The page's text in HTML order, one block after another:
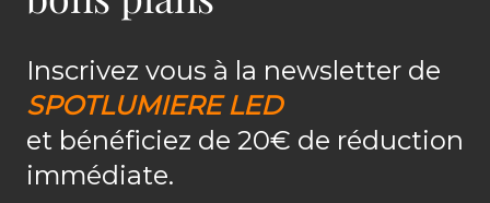
Inscrivez vous à la newsletter de
SPOTLUMIERE LED
et bénéficiez de 20€ de réduction
immédiate.